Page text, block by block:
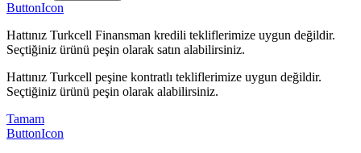
ButtonIcon
Hattınız Turkcell Finansman kredili tekliflerimize uygun değildir.
Seçtiğiniz ürünü peşin olarak satın alabilirsiniz.
Hattınız Turkcell peşine kontratlı tekliflerimize uygun değildir.
Seçtiğiniz ürünü peşin olarak alabilirsiniz.
Tamam
ButtonIcon